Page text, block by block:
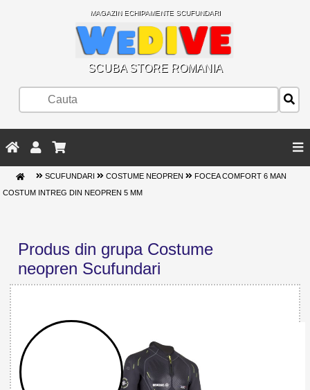
MAGAZIN ECHIPAMENTE SCUFUNDARI
SCUBA STORE ROMANIA
SCUFUNDARI COSTUME NEOPREN FOCEA COMFORT 6 MAN
COSTUM INTREG DIN NEOPREN 5 MM
Produs din grupa Costume
neopren Scufundari